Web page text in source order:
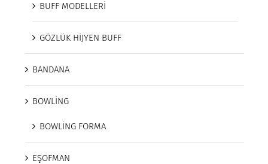
BUFF MODELLERİ
GÖZLÜK HİJYEN BUFF
BANDANA
BOWLİNG
BOWLİNG FORMA
EŞOFMAN